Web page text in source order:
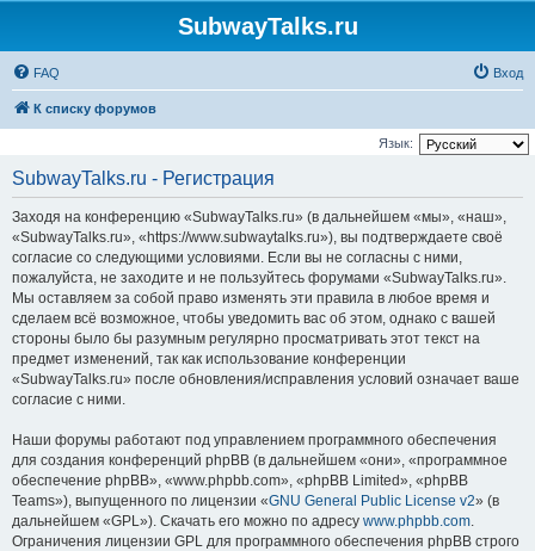
SubwayTalks.ru
FAQ Вход
К списку форумов
Язык:
SubwayTalks.ru - Регистрация
Заходя на конференцию «SubwayTalks.ru» (в дальнейшем «мы», «наш»,
«SubwayTalks.ru», «https://www.subwaytalks.ru»), вы подтверждаете своё
согласие со следующими условиями. Если вы не согласны с ними,
пожалуйста, не заходите и не пользуйтесь форумами «SubwayTalks.ru».
Мы оставляем за собой право изменять эти правила в любое время и
сделаем всё возможное, чтобы уведомить вас об этом, однако с вашей
стороны было бы разумным регулярно просматривать этот текст на
предмет изменений, так как использование конференции
«SubwayTalks.ru» после обновления/исправления условий означает ваше
согласие с ними.
Наши форумы работают под управлением программного обеспечения
для создания конференций phpBB (в дальнейшем «они», «программное
обеспечение phpBB», «www.phpbb.com», «phpBB Limited», «phpBB
Teams»), выпущенного по лицензии «GNU General Public License v2» (в
дальнейшем «GPL»). Скачать его можно по адресу www.phpbb.com.
Ограничения лицензии GPL для программного обеспечения phpBB строго